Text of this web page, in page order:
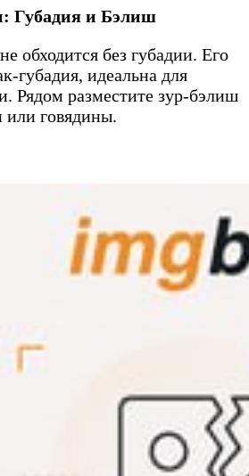
Губадия и Бэлиш
обходится без губадии. Его
губадия, идеальна для
Рядом разместите зур-бэлиш
или говядины.